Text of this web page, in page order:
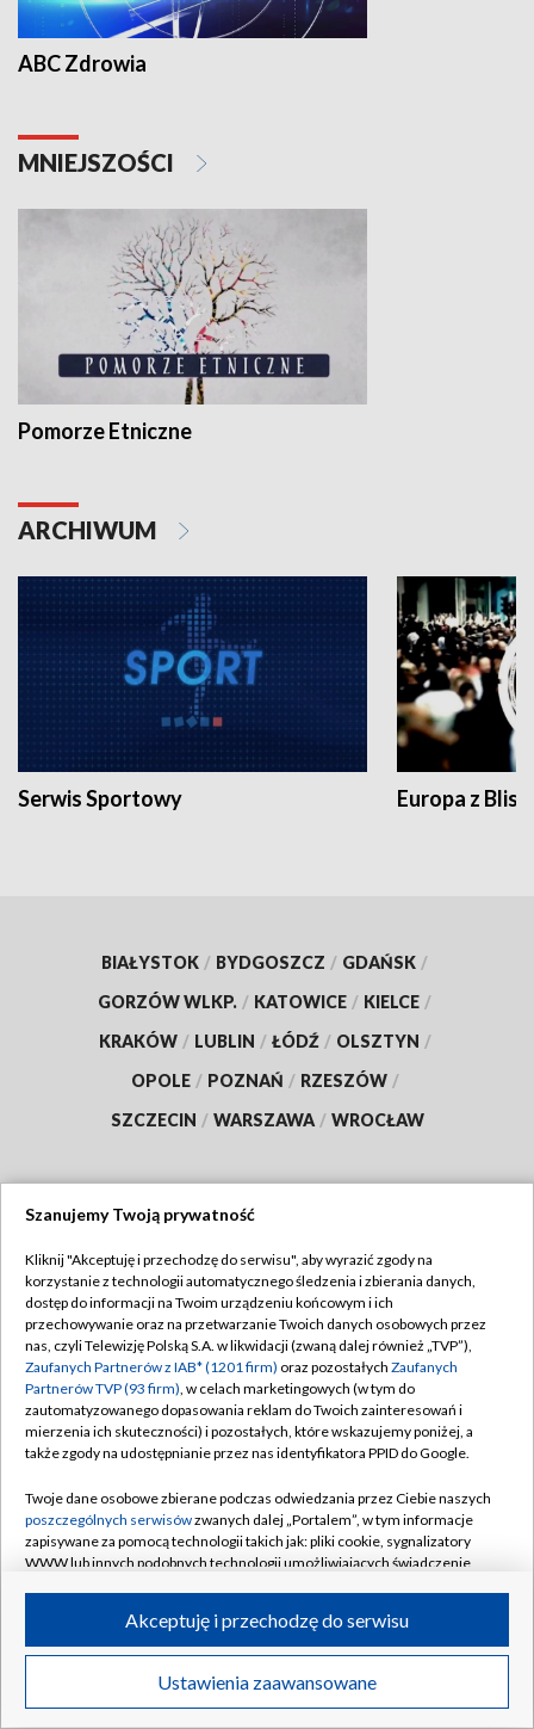
ABC Zdrowia
MNIEJSZOŚCI
Pomorze Etniczne
ARCHIWUM
Serwis Sportowy Europa z
BIAŁYSTOK / BYDGOSZCZ / GDAŃSK /
GORZÓW WLKP. / KATOWICE / KIELCE /
KRAKÓW / LUBLIN / ŁÓDŹ / OLSZTYN /
OPOLE / POZNAŃ / RZESZÓW /
SZCZECIN / WARSZAWA / WROCŁAW
TVP
Abonament TVP
Emisja w TVP
Centrum informacji TVP
Naziemna Telewizja Cyfrowa
Rada Programowa
System NOS
Informacje o nadawcy
Program dla prasy
Ogłoszenie przetargowe
Regulamin TVP
Polityka prywatności
Moje zgody
Pomoc
Kontakt
Kanały
©2026 Telewizja Polska S.A. w likwidacji
Szanujemy Twoją prywatność
Kliknij "Akceptuję i przechodzę do serwisu", aby wyrazić zgody na
korzystanie z technologii automatycznego śledzenia i zbierania danych,
dostęp do informacji na Twoim urządzeniu końcowym i ich
przechowywanie oraz na przetwarzanie Twoich danych osobowych przez
nas, czyli Telewizję Polską S.A. w likwidacji (zwaną dalej również „TVP”),
Zaufanych Partnerów z IAB* (1201 firm) oraz pozostałych Zaufanych
Partnerów TVP (93 firm), w celach marketingowych (w tym do
zautomatyzowanego dopasowania reklam do Twoich zainteresowań i
mierzenia ich skuteczności) i pozostałych, które wskazujemy poniżej, a
także zgody na udostępnianie przez nas identyfikatora PPID do Google.
Twoje dane osobowe zbierane podczas odwiedzania przez Ciebie naszych
poszczególnych serwisówzwanych dalej „Portalem”, w tym informacje
zapisywane za pomocą technologii takich jak: pliki cookie, sygnalizatory
WWW lub innych podobnych technologii umożliwiających świadczenie
ruchu w Internecie.
Twoje dane osobowe zbierane podczas odwiedzania przez Ciebie
poszczególnych serwisówna Portalu, takie jak adresy IP, identyfikatory
Ustawienia zaawansowane
Akceptuję i przechodzę do serwisu